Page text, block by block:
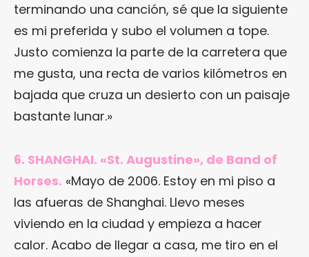
terminando una canción, sé que la siguiente
es mi preferida y subo el volumen a tope.
Justo comienza la parte de la carretera que
me gusta, una recta de varios kilómetros en
bajada que cruza un desierto con un paisaje
bastante lunar.»
6. SHANGHAI. «St. Augustine», de Band of
Horses. «Mayo de 2006. Estoy en mi piso a
las afueras de Shanghai. Llevo meses
viviendo en la ciudad y empieza a hacer
calor. Acabo de llegar a casa, me tiro en el